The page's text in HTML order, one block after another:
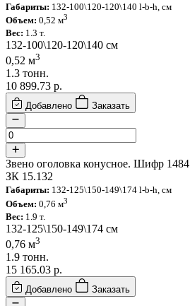
Габариты: 132-100\120-120\140 l-b-h, см
Объем: 0,52 м3
Вес: 1.3 т.
132-100\120-120\140 см
0,52 м3
1.3 тонн.
10 899.73 р.
Добавлено Заказать
Звено оголовка конусное. Шифр 1484
ЗК 15.132
Габариты: 132-125\150-149\174 l-b-h, см
Объем: 0,76 м3
Вес: 1.9 т.
132-125\150-149\174 см
0,76 м3
1.9 тонн.
15 165.03 р.
Добавлено Заказать